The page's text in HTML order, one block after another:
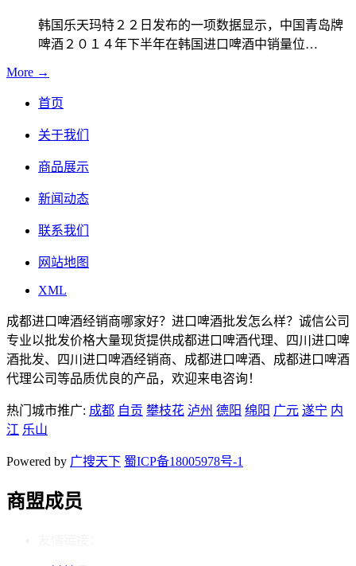
韩国乐天玛特２２日发布的一项数据显示，中国青岛牌
啤酒２０１４年下半年在韩国进口啤酒中销量位…
More →
首页
关于我们
商品展示
新闻动态
联系我们
网站地图
XML
成都进口啤酒经销商哪家好？进口啤酒批发怎么样？诚信公司
专业以批发价格大量现货提供成都进口啤酒代理、四川进口啤
酒批发、四川进口啤酒经销商、成都进口啤酒、成都进口啤酒
代理公司等品质优良的产品，欢迎来电咨询！
热门城市推广: 成都 自贡 攀枝花 泸州 德阳 绵阳 广元 遂宁 内
江 乐山
Powered by 广搜天下 蜀ICP备18005978号-1
商盟成员